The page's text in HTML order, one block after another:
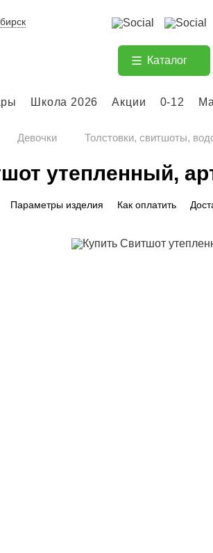
Каталог
Школа 2026 Акции 0-12
Девочки Толстовки, свитшоты,
утепленный,
Параметры изделия Как оплатить